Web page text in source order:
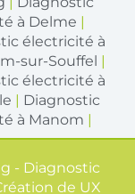
à Delme |
électricité à
sur-Souffel |
électricité à
| Diagnostic
à Manom |
- Diagnostic
de UX